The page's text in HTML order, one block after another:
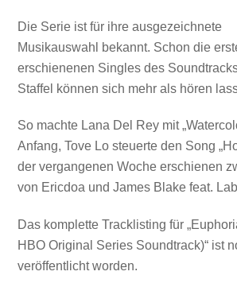
Die Serie ist für ihre ausgezeichnete
Musikauswahl bekannt. Schon die
erschienenen Singles des
Staffel können sich mehr als hören
So machte Lana Del Rey mit
Anfang, Tove Lo steuerte den Song
der vergangenen Woche erschienen
von Ericdoa und James Blake feat.
Das komplette Tracklisting für
HBO Original Series Soundtrack)“ ist
veröffentlicht worden.